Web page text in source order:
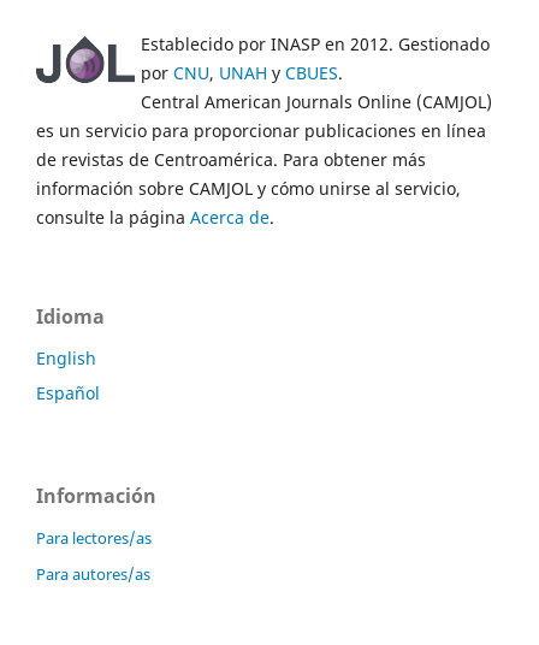
Establecido por INASP en 2012. Gestionado
por CNU, UNAH y CBUES.
Central American Journals Online (CAMJOL)
es un servicio para proporcionar publicaciones en línea
de revistas de Centroamérica. Para obtener más
información sobre CAMJOL y cómo unirse al servicio,
consulte la página Acerca de.
Idioma
English
Español
Información
Para lectores/as
Para autores/as